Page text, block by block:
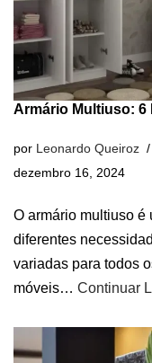
Armário Multiuso:
por Leonardo Queiroz
dezembro 16, 2024
O armário multiuso é
diferentes
variadas para todos
móveis… Continuar